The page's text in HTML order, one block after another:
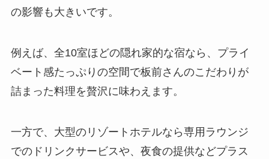
の影響も大きいです。
例えば、全10室ほどの隠れ家的な宿なら、プライ
ベート感たっぷりの空間で板前さんのこだわりが
詰まった料理を贅沢に味わえます。
一方で、大型のリゾートホテルなら専用ラウンジ
でのドリンクサービスや、夜食の提供などプラス